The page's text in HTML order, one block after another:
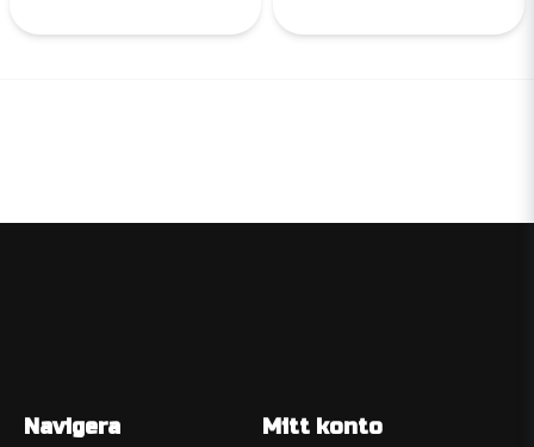
Navigera Mitt konto